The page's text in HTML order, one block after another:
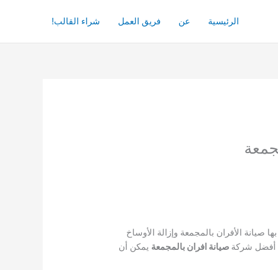
الرئيسية عن فريق العمل شراء القالب!
الأفران بالمجمعة وإزالة الأوساخ
أفضل شركة صيانة افران بالمجمعة يمكن أن